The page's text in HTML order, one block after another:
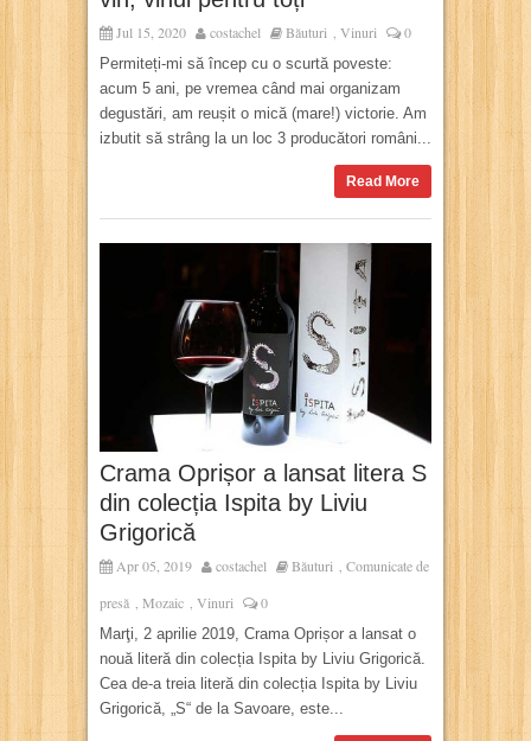
Jul 15, 2020 costachel Băuturi , Vinuri 0
Permiteți-mi să încep cu o scurtă poveste:
acum 5 ani, pe vremea când mai organizam
degustări, am reușit o mică (mare!) victorie. Am
izbutit să strâng la un loc 3 producători români...
Read More
Crama Oprișor a lansat litera S
din colecția Ispita by Liviu
Grigorică
Apr 05, 2019 costachel Băuturi
Comunicate de
presă
Mozaic Vinuri 0
Marţi, 2 aprilie 2019, Crama Oprișor a lansat o
nouă literă din colecția Ispita by Liviu Grigorică.
Cea de-a treia literă din colecția Ispita by Liviu
Grigorică, „S“ de la Savoare, este...